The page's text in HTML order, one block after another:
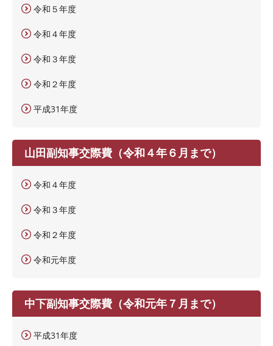
令和５年度
令和４年度
令和３年度
令和２年度
平成31年度
山田副知事交際費（令和４年６月まで）
令和４年度
令和３年度
令和２年度
令和元年度
中下副知事交際費（令和元年７月まで）
平成31年度